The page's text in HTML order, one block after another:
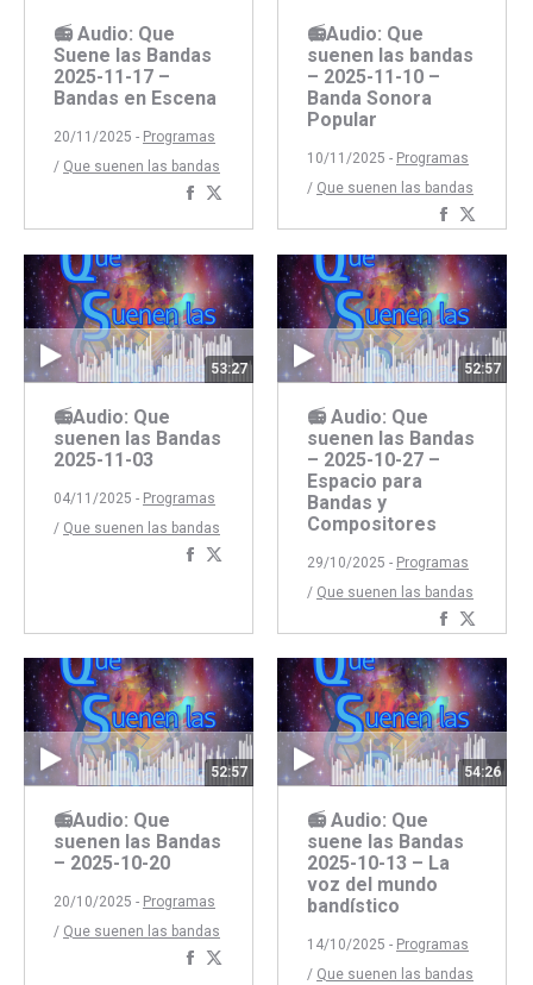
📻 Audio: Que
Suene las Bandas
2025-11-17 –
Bandas en Escena
20/11/2025 - Programas
/ Que suenen las bandas
Compartir
Facebook
Twitter
📻Audio: Que
suenen las bandas
– 2025-11-10 –
Banda Sonora
Popular
10/11/2025 - Programas
/ Que suenen las bandas
Compartir
53:27
📻Audio: Que
suenen las Bandas
2025-11-03
04/11/2025 - Programas
/ Que suenen las bandas
Compartir
52:57
📻 Audio: Que
suenen las Bandas
– 2025-10-27 –
Espacio para
Bandas y
Compositores
29/10/2025 - Programas
/ Que suenen las bandas
Compartir
52:57
📻Audio: Que
suenen las Bandas
– 2025-10-20
20/10/2025 - Programas
/ Que suenen las bandas
Compartir
54:26
📻 Audio: Que
suene las Bandas
2025-10-13 – La
voz del mundo
bandístico
14/10/2025 - Programas
/ Que suenen las bandas